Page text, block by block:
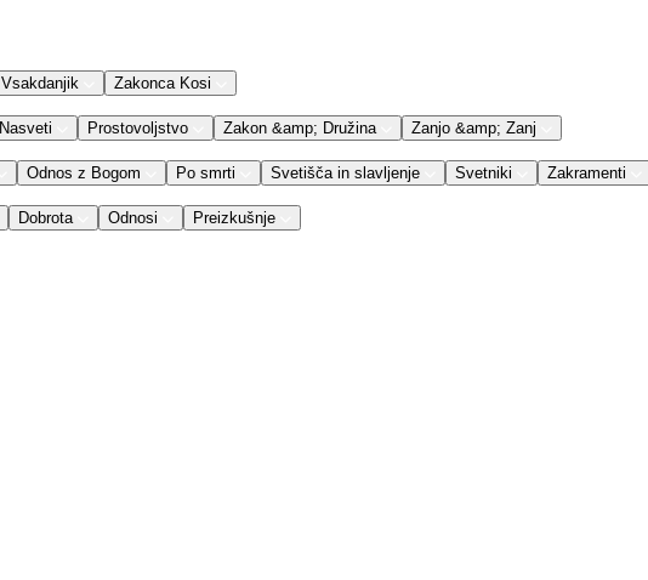
Vsakdanjik Zakonca Kosi
Nasveti Prostovoljstvo Zakon &amp; Družina Zanjo &amp; Zanj
Odnos z Bogom Po smrti Svetišča in slavljenje Svetniki Zakramenti
Dobrota Odnosi Preizkušnje